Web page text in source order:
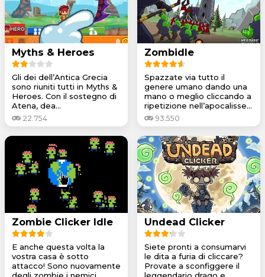
Myths & Heroes
Gli dei dell’Antica Grecia
sono riuniti tutti in Myths &
Heroes. Con il sostegno di
Atena, dea...
22.754
Zombidle
Spazzate via tutto il
genere umano dando una
mano o meglio cliccando a
ripetizione nell’apocalisse...
93.550
Zombie Clicker Idle
E anche questa volta la
vostra casa è sotto
attacco! Sono nuovamente
degli zombie i nemici
Undead Clicker
Siete pronti a consumarvi
le dita a furia di cliccare?
Provate a sconfiggere il
leggendario drago e...